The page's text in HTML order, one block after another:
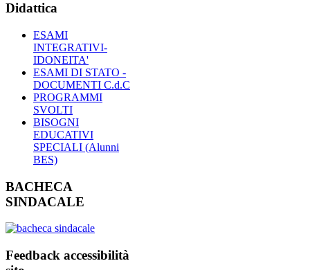
Didattica
ESAMI
INTEGRATIVI-
IDONEITA'
ESAMI DI STATO -
DOCUMENTI C.d.C
PROGRAMMI
SVOLTI
BISOGNI
EDUCATIVI
SPECIALI (Alunni
BES)
BACHECA
SINDACALE
Feedback accessibilità